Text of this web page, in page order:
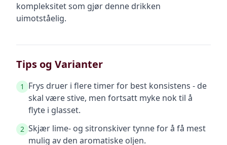
kompleksitet som gjør denne drikken
uimotståelig.
Tips og Varianter
1
Frys druer i flere timer for best konsistens - de
skal være stive, men fortsatt myke nok til å
flyte i glasset.
2 Skjær lime- og sitronskiver tynne for å få mest
mulig av den aromatiske oljen.